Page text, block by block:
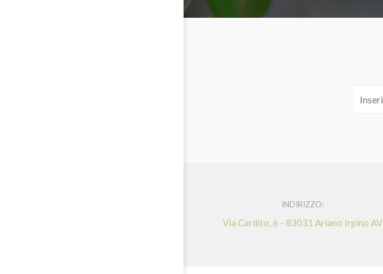
INDIRIZZO:
Via Cardito, 6 - 83031 Ariano Irpino AV